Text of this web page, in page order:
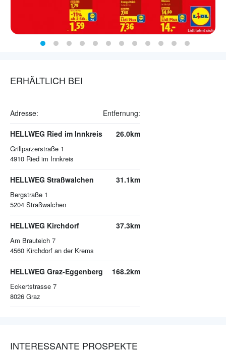
ERHÄLTLICH BEI
Adresse: Entfernung:
HELLWEG Ried im Innkreis
Grillparzerstraße 1
4910 Ried im Innkreis
26.0km
HELLWEG Straßwalchen
Bergstraße 1
5204 Straßwalchen
31.1km
HELLWEG Kirchdorf
Am Brauteich 7
4560 Kirchdorf an der Krems
37.3km
HELLWEG Graz-Eggenberg
Eckertstrasse 7
8026 Graz
168.2km
INTERESSANTE PROSPEKTE